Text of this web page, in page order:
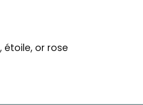
étoile, or rose